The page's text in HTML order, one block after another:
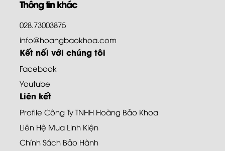
Thông tin khác
028.73003875
info@hoangbaokhoa.com
Kết nối với chúng tôi
Facebook
Youtube
Liên kết
Profile Công Ty TNHH Hoàng Bảo Khoa
Liên Hệ Mua Linh Kiện
Chính Sách Bảo Hành